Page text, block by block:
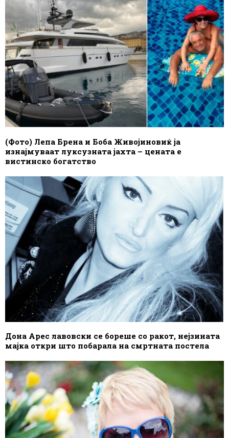
(Фото) Лепа Брена и Боба Живојиновиќ ја
изнајмуваат луксузната јахта – цената е
вистинско богатство
Дона Арес лавовски се бореше со ракот, нејзината
мајка откри што побарала на смртната постела